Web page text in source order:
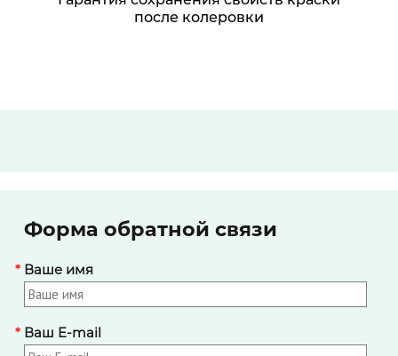
после колеровки
Форма обратной связи
Ваше имя
*
Ваш E-mail
*